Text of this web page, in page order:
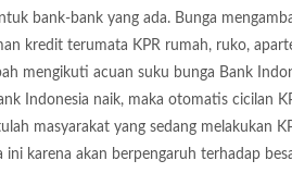
bank-bank yang ada. Bunga
kredit terumata KPR rumah, ruko,
mengikuti acuan suku bunga Bank
Indonesia naik, maka otomatis cicilan
masyarakat yang sedang melakukan
karena akan berpengaruh terhadap